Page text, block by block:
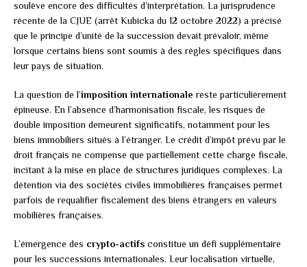
soulève encore des difficultés d’interprétation. La jurisprudence
récente de la CJUE (arrêt Kubicka du 12 octobre 2022) a précisé
que le principe d’unité de la succession devait prévaloir, même
lorsque certains biens sont soumis à des règles spécifiques dans
leur pays de situation.
La question de l’imposition internationale reste particulièrement
épineuse. En l’absence d’harmonisation fiscale, les risques de
double imposition demeurent significatifs, notamment pour les
biens immobiliers situés à l’étranger. Le crédit d’impôt prévu par le
droit français ne compense que partiellement cette charge fiscale,
incitant à la mise en place de structures juridiques complexes. La
détention via des sociétés civiles immobilières françaises permet
parfois de requalifier fiscalement des biens étrangers en valeurs
mobilières françaises.
L’émergence des crypto-actifs constitue un défi supplémentaire
pour les successions internationales. Leur localisation virtuelle,